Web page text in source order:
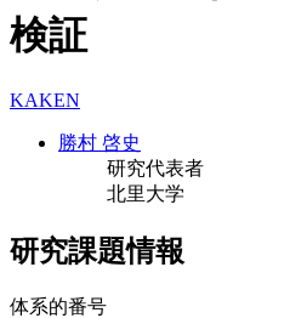
検証
KAKEN
勝村 啓史
研究代表者
北里大学
研究課題情報
体系的番号